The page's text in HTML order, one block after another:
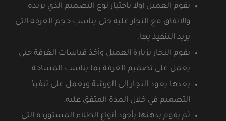
يقوم العميل أولا باختيار نوع التصميم الذي يريده
والاتفاق مع النجار عليه حتى يناسب حجم الغرفة التي
يريد التنفيذ بها.
يقوم النجار بزيارة العميل وأخذ قياسات الغرفة حتى
يعمل على تصميم الغرفة بما يناسب المساحة.
بعدها يعود النجار إلى الورشة ويعمل على تنفيذ
التصميم في خلال المدة المتفق عليه.
ثم يقوم بدهنها بأجود أنواع الطلاء المستوردة التي